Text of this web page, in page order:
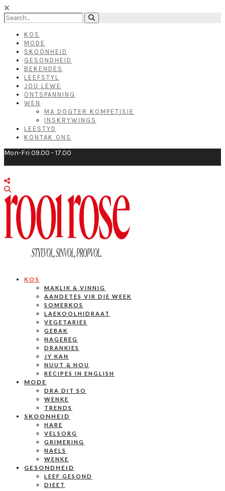
KOS
MODE
SKOONHEID
GESONDHEID
BEKENDES
LEEFSTYL
JOU LEWE
ONTSPANNING
WEN
MA DOGTER KOMPETISIE
INSKRYWINGS
LEESTYD
KONTAK ONS
Mon-Fri 09.00 - 17.00
KOS
MAKLIK & VINNIG
AANDETES VIR DIE WEEK
SOMERKOS
LAEKOOLHIDRAAT
VEGETARIES
GEBAK
NAGEREG
DRANKIES
JY KAN
NUUT & NOU
RECIPES IN ENGLISH
MODE
DRA DIT SO
WENKE
TRENDS
SKOONHEID
HARE
VELSORG
GRIMERING
NAELS
WENKE
GESONDHEID
LEEF GESOND
DIEET